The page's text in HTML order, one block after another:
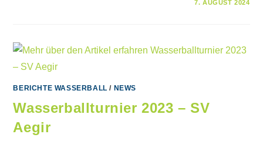
7. AUGUST 2024
BERICHTE WASSERBALL / NEWS
Wasserballturnier 2023 – SV
Aegir